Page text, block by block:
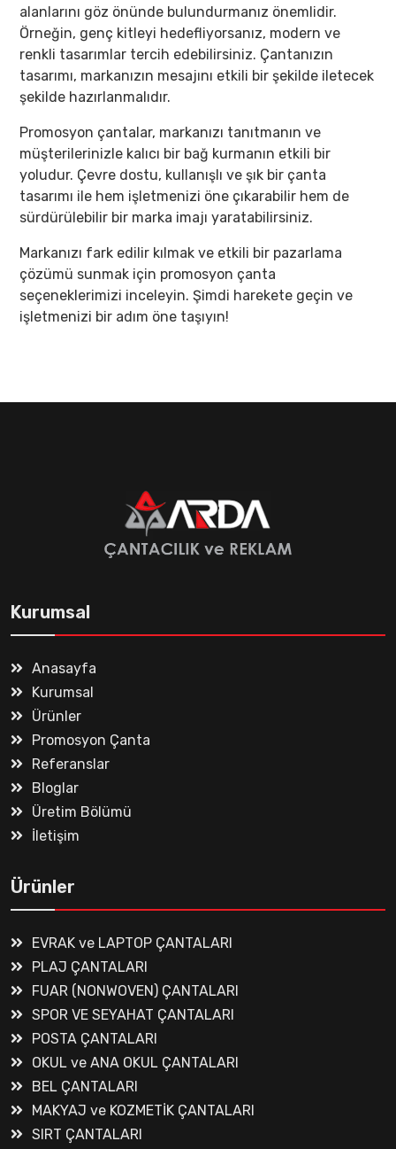
alanlarını göz önünde bulundurmanız önemlidir.
Örneğin, genç kitleyi hedefliyorsanız, modern ve
renkli tasarımlar tercih edebilirsiniz. Çantanızın
tasarımı, markanızın mesajını etkili bir şekilde iletecek
şekilde hazırlanmalıdır.
Promosyon çantalar, markanızı tanıtmanın ve
müşterilerinizle kalıcı bir bağ kurmanın etkili bir
yoludur. Çevre dostu, kullanışlı ve şık bir çanta
tasarımı ile hem işletmenizi öne çıkarabilir hem de
sürdürülebilir bir marka imajı yaratabilirsiniz.
Markanızı fark edilir kılmak ve etkili bir pazarlama
çözümü sunmak için promosyon çanta
seçeneklerimizi inceleyin. Şimdi harekete geçin ve
işletmenizi bir adım öne taşıyın!
Kurumsal
Anasayfa
Kurumsal
Ürünler
Promosyon Çanta
Referanslar
Bloglar
Üretim Bölümü
İletişim
Ürünler
EVRAK ve LAPTOP ÇANTALARI
PLAJ ÇANTALARI
FUAR (NONWOVEN) ÇANTALARI
SPOR VE SEYAHAT ÇANTALARI
POSTA ÇANTALARI
OKUL ve ANA OKUL ÇANTALARI
BEL ÇANTALARI
MAKYAJ ve KOZMETİK ÇANTALARI
SIRT ÇANTALARI